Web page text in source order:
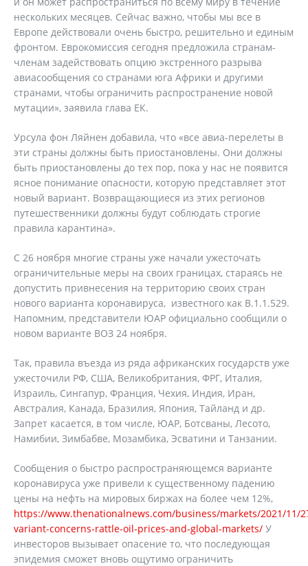
нескольких месяцев. Сейчас важно, чтобы мы все в
Европе действовали очень быстро, решительно и единым
фронтом. Еврокомиссия сегодня предложила странам-
членам задействовать опцию экстренного разрыва
авиасообщения со странами юга Африки и другими
странами, чтобы ограничить распространение новой
мутации», заявила глава ЕК.
Урсула фон Ляйнен добавила, что «все авиа-перелеты в
эти страны должны быть приостановлены. Они должны
быть приостановлены до тех пор, пока у нас не появится
ясное понимание опасности, которую представляет этот
новый вариант. Возвращающиеся из этих регионов
путешественники должны будут соблюдать строгие
правила карантина».
С 26 ноября многие страны уже начали ужесточать
ограничительные меры на своих границах, стараясь не
допустить привнесения на территорию своих стран
нового варианта коронавируса, известного как B.1.1.529.
Напомним, представители ЮАР официально сообщили о
новом варианте ВОЗ 24 ноября.
Так, правила въезда из ряда африканских государств уже
ужесточили РФ, США, Великобритания, ФРГ, Италия,
Израиль, Сингапур, Франция, Чехия, Индия, Иран,
Австралия, Канада, Бразилия, Япония, Тайланд и др.
Запрет касается, в том числе, ЮАР, Ботсваны, Лесото,
Намибии, Зимбабве, Мозамбика, Эсватини и Танзании.
Сообщения о быстро распространяющемся варианте
коронавируса уже привели к существенному падению
цены на нефть на мировых биржах на более чем 12%,
https://www.thenationalnews.com/business/markets/2021/11/
variant-concerns-rattle-oil-prices-and-global-markets/ У
инвесторов вызывает опасение то, что последующая
эпидемия сможет вновь ощутимо ограничить